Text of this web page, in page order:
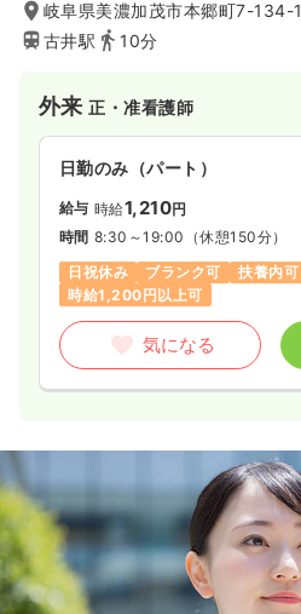
岐阜県美濃加茂市本郷町7-134-1
古井駅
10分
外来正・准看護師
日勤のみ（パート）
給与 時給1,210円
時間 8:30～19:00 （休憩150分）
日祝休み
ブランク可 扶養内可
時給1,200円以上可
気になる